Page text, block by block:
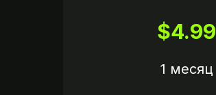
$4.99
1 месяц